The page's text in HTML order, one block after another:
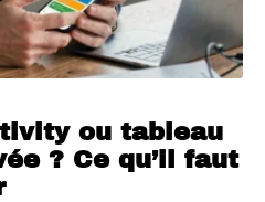
ou tableau
? Ce qu’il faut